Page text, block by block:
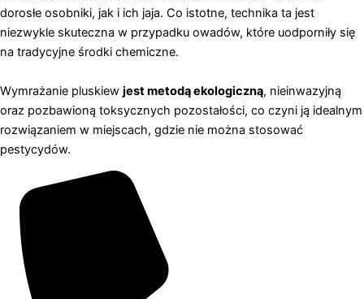
dorosłe osobniki, jak i ich jaja. Co istotne, technika ta jest
niezwykle skuteczna w przypadku owadów, które uodporniły się
na tradycyjne środki chemiczne.
Wymrażanie pluskiew jest metodą ekologiczną, nieinwazyjną
oraz pozbawioną toksycznych pozostałości, co czyni ją idealnym
rozwiązaniem w miejscach, gdzie nie można stosować
pestycydów.